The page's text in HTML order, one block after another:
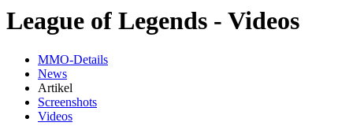
League of Legends - Videos
MMO-Details
News
Artikel
Screenshots
Videos